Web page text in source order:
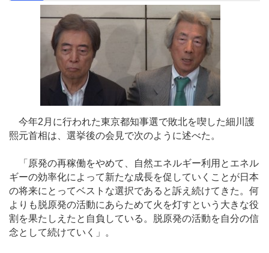
今年2月に行われた東京都知事選で敗北を喫した細川護
熙元首相は、選挙後の会見で次のように述べた。
「原発の再稼働をやめて、自然エネルギー利用とエネル
ギーの効率化によって新たな成長を促していくことが日本
の将来にとってベストな選択であると訴え続けてきた。何
よりも脱原発の活動にあらためて火を灯すという大きな役
割を果たしえたと自負している。脱原発の活動を自分の信
念として続けていく」。